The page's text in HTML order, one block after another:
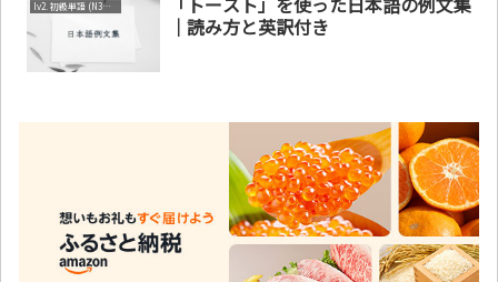
lv2. 初級単語 (N3～N4)
｜読み方と英訳付き